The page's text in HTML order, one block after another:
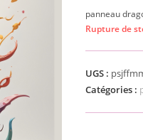
panneau
Rupture de
UGS :
Catégories :